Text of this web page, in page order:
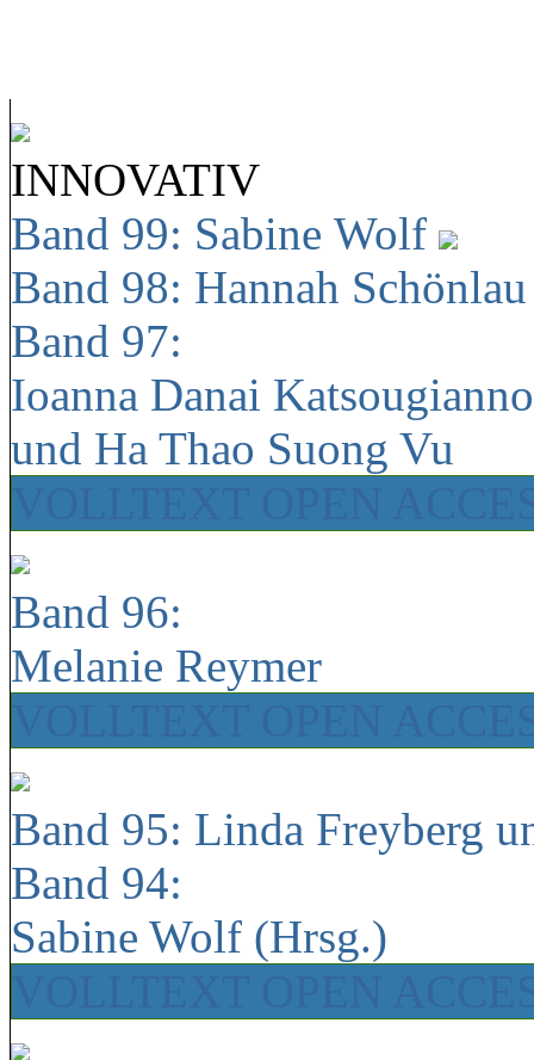
INNOVATIV
Band 99: Sabine Wolf
Band 98: Hannah
Band 97:
Ioanna Danai
und Ha Thao Suong Vu
Band 96:
Melanie Reymer
Band 95: Linda Freyberg
Band 94:
Sabine Wolf (Hrsg.)